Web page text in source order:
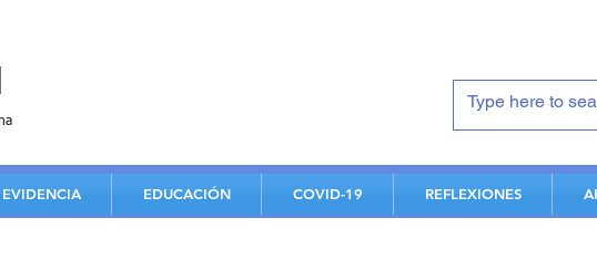
EVIDENCIA EDUCACIÓN COVID-19 REFLEXIONES